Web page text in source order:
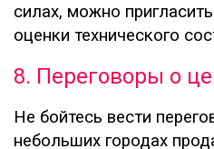
силах, можно
оценки технического
8. Переговоры о
Не бойтесь вести
небольших городах